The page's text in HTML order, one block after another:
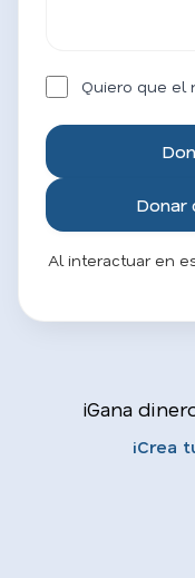
Quiero que el
Donar
Al interactuar en
¡Gana
¡Crea